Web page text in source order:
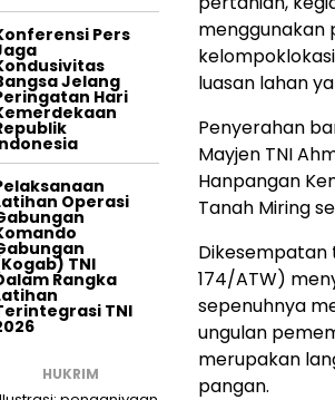
menggunakan
luasan lahan
Penyerahan
Mayjen TNI
Hanpangan
Tanah Miring
Dikesempatan
174/ATW)
sepenuhnya
ungulan
merupakan
pangan.
Pers
Jelang
Hari
Operasi
TNI
Rangka
TNI
HUKRIM